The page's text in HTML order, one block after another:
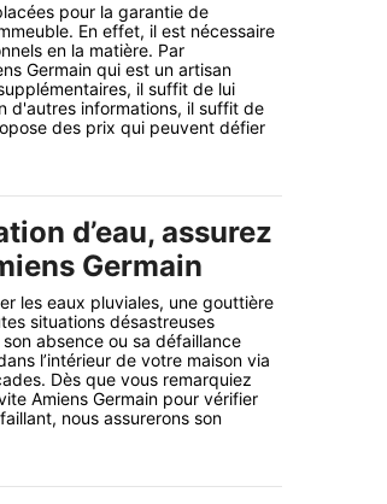
pour la garantie de
En effet, il est nécessaire
en la matière. Par
Germain qui est un artisan
il suffit de lui
d'autres informations, il suffit de
des prix qui peuvent défier
d’eau, assurez
Germain
les eaux pluviales, une gouttière
situations désastreuses
absence ou sa défaillance
l’intérieur de votre maison via
Dès que vous remarquiez
Amiens Germain pour vérifier
nous assurerons son